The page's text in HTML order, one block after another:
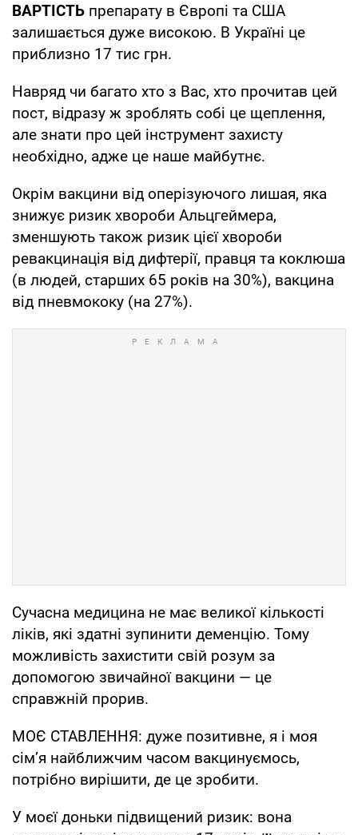
ВАРТІСТЬ препарату в Європі та США
залишається дуже високою. В Україні це
приблизно 17 тис грн.
Навряд чи багато хто з Вас, хто прочитав цей
пост, відразу ж зроблять собі це щеплення,
але знати про цей інструмент захисту
необхідно, адже це наше майбутнє.
Окрім вакцини від оперізуючого лишая, яка
знижує ризик хвороби Альцгеймера,
зменшують також ризик цієї хвороби
ревакцинація від дифтерії, правця та коклюша
(в людей, старших 65 років на 30%), вакцина
від пневмококу (на 27%).
Сучасна медицина не має великої кількості
ліків, які здатні зупинити деменцію. Тому
можливість захистити свій розум за
допомогою звичайної вакцини — це
справжній прорив.
МОЄ СТАВЛЕННЯ: дуже позитивне, я і моя
сімʼя найближчим часом вакцинуємось,
потрібно вирішити, де це зробити.
У моєї доньки підвищений ризик: вона